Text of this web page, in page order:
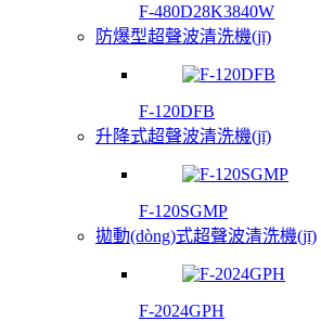
F-480D28K3840W
防爆型超聲波清洗機(jī)
F-120DFB
升降式超聲波清洗機(jī)
F-120SGMP
拋動(dòng)式超聲波清洗機(jī)
F-2024GPH